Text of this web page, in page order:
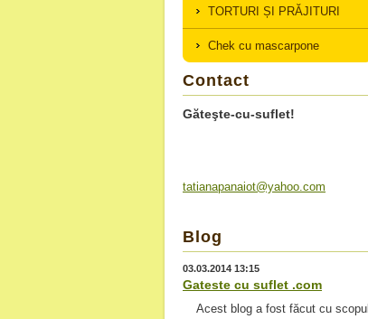
TORTURI ȘI PRĂJITURI
Chek cu mascarpone
Contact
Găteşte-cu-suflet!
tatianapanaiot@yahoo.com
Blog
03.03.2014 13:15
Gateste cu suflet .com
Acest blog a fost făcut cu scopul